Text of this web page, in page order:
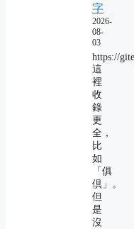
字
2026-
08-
03
https://
這
裡
收
錄
更
全，
比
如
「俱
倶」。
但
是
沒